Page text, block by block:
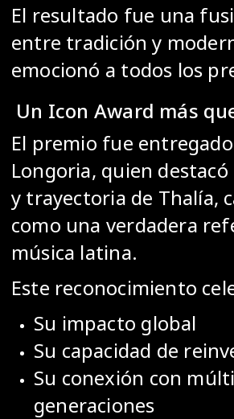
El resultado fue una
entre tradición y
emocionó a todos los
Un Icon Award más
El premio fue
Longoria, quien
y trayectoria de Thalía,
como una verdadera
música latina.
Este reconocimiento
Su impacto global
Su capacidad de
Su conexión con
generaciones